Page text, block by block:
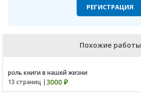
РЕГИСТРАЦИЯ
Похожие работы
роль книги в нашей жизни
13 страниц | 3000 ₽